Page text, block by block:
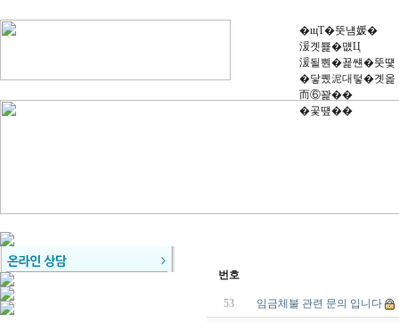
�щТ�뚯냼媛�
湲곗뾽�먮Ц
湲됱뿬�꾩썐�뚯떛
�닿퀬泥대텋�곗옱
而⑥꽕��
�곷떞��
번호
53 임금체불 관련 문의 입니다